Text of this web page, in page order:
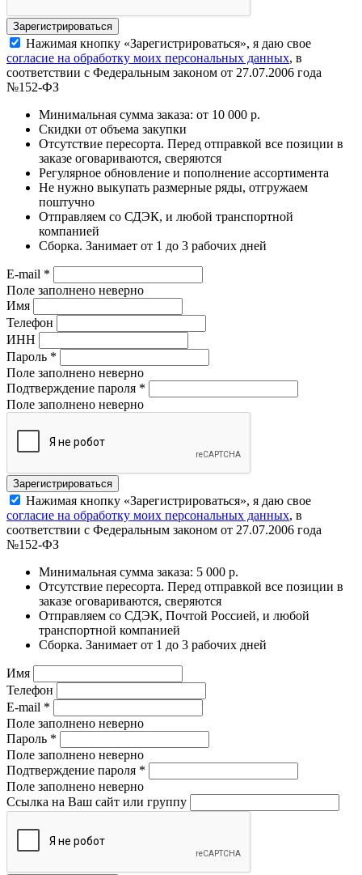
Нажимая кнопку «Зарегистрироваться», я даю свое
согласие на обработку моих персональных данных, в
соответствии с Федеральным законом от 27.07.2006 года
№152-ФЗ
Минимальная сумма заказа: от 10 000 р.
Скидки от объема закупки
Отсутствие пересорта. Перед отправкой все позиции в
заказе оговариваются, сверяются
Регулярное обновление и пополнение ассортимента
Не нужно выкупать размерные ряды, отгружаем
поштучно
Отправляем со СДЭК, и любой транспортной
компанией
Сборка. Занимает от 1 до 3 рабочих дней
E-mail *
Поле заполнено неверно
Имя
Телефон
ИНН
Пароль *
Поле заполнено неверно
Подтверждение пароля *
Поле заполнено неверно
Нажимая кнопку «Зарегистрироваться», я даю свое
согласие на обработку моих персональных данных, в
соответствии с Федеральным законом от 27.07.2006 года
№152-ФЗ
Минимальная сумма заказа: 5 000 р.
Отсутствие пересорта. Перед отправкой все позиции в
заказе оговариваются, сверяются
Отправляем со СДЭК, Почтой Россией, и любой
транспортной компанией
Сборка. Занимает от 1 до 3 рабочих дней
Имя
Телефон
E-mail *
Поле заполнено неверно
Пароль *
Поле заполнено неверно
Подтверждение пароля *
Поле заполнено неверно
Ссылка на Ваш сайт или группу